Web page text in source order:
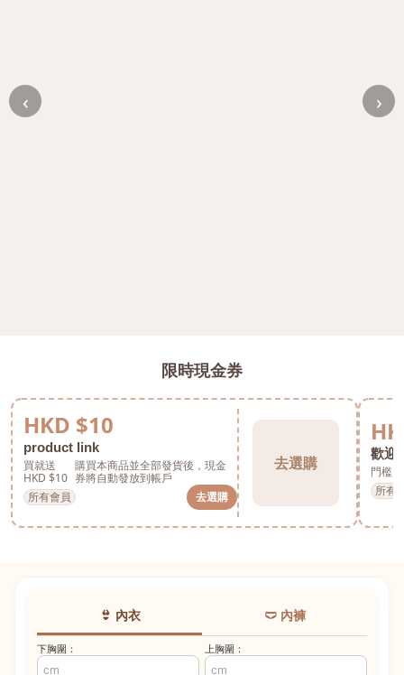
‹ ›
限時現金券
HKD $10
product link
買就送
HKD $10
購買本商品並全部發貨後，現金
券將自動發放到帳戶
所有會員
去選購
去選購
歡迎
門檻
所有
👙 內衣 🩲 內褲
下胸圍： 上胸圍：